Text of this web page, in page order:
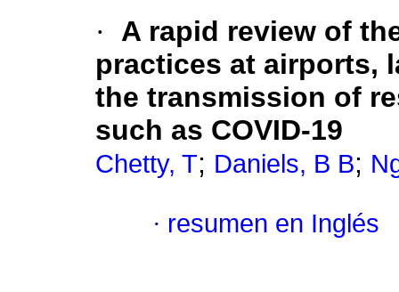
·
A rapid review of
practices at airports,
the transmission of
such as COVID-19
Chetty, T; Daniels, B B;
· resumen en Inglés